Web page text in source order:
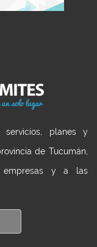
servicios, planes y
de Tucumán,
empresas y a las